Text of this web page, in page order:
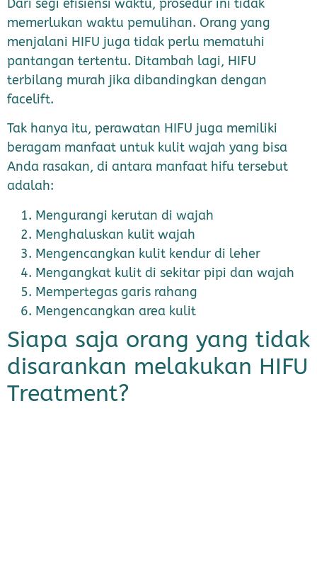
Dari segi efisiensi waktu, prosedur ini tidak
memerlukan waktu pemulihan. Orang yang
menjalani HIFU juga tidak perlu mematuhi
pantangan tertentu. Ditambah lagi, HIFU
terbilang murah jika dibandingkan dengan
facelift.
Tak hanya itu, perawatan HIFU juga memiliki
beragam manfaat untuk kulit wajah yang bisa
Anda rasakan, di antara manfaat hifu tersebut
adalah:
Mengurangi kerutan di wajah
Menghaluskan kulit wajah
Mengencangkan kulit kendur di leher
Mengangkat kulit di sekitar pipi dan wajah
Mempertegas garis rahang
Mengencangkan area kulit
Siapa saja orang yang tidak
disarankan melakukan HIFU
Treatment?